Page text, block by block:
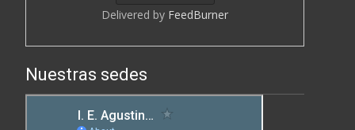
Delivered by FeedBurner
Nuestras sedes